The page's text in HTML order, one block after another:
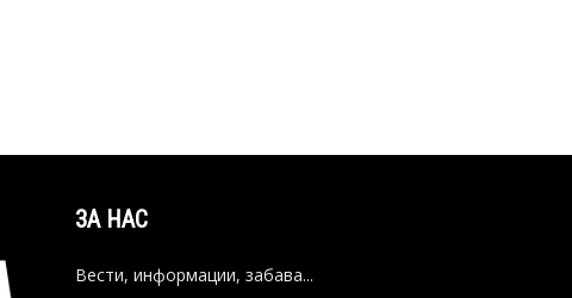
ЗА НАС
Вести, информации, забава...